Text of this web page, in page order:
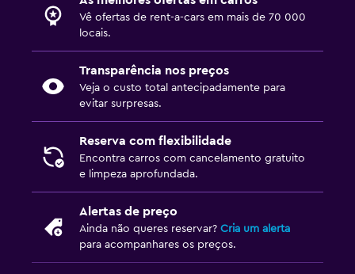
Vê ofertas de rent-a-cars em mais de 70 000
locais.
Transparência nos preços
Veja o custo total antecipadamente para
evitar surpresas.
Reserva com flexibilidade
Encontra carros com cancelamento gratuito
e limpeza aprofundada.
Alertas de preço
Ainda não queres reservar? Cria um alerta
para acompanhares os preços.